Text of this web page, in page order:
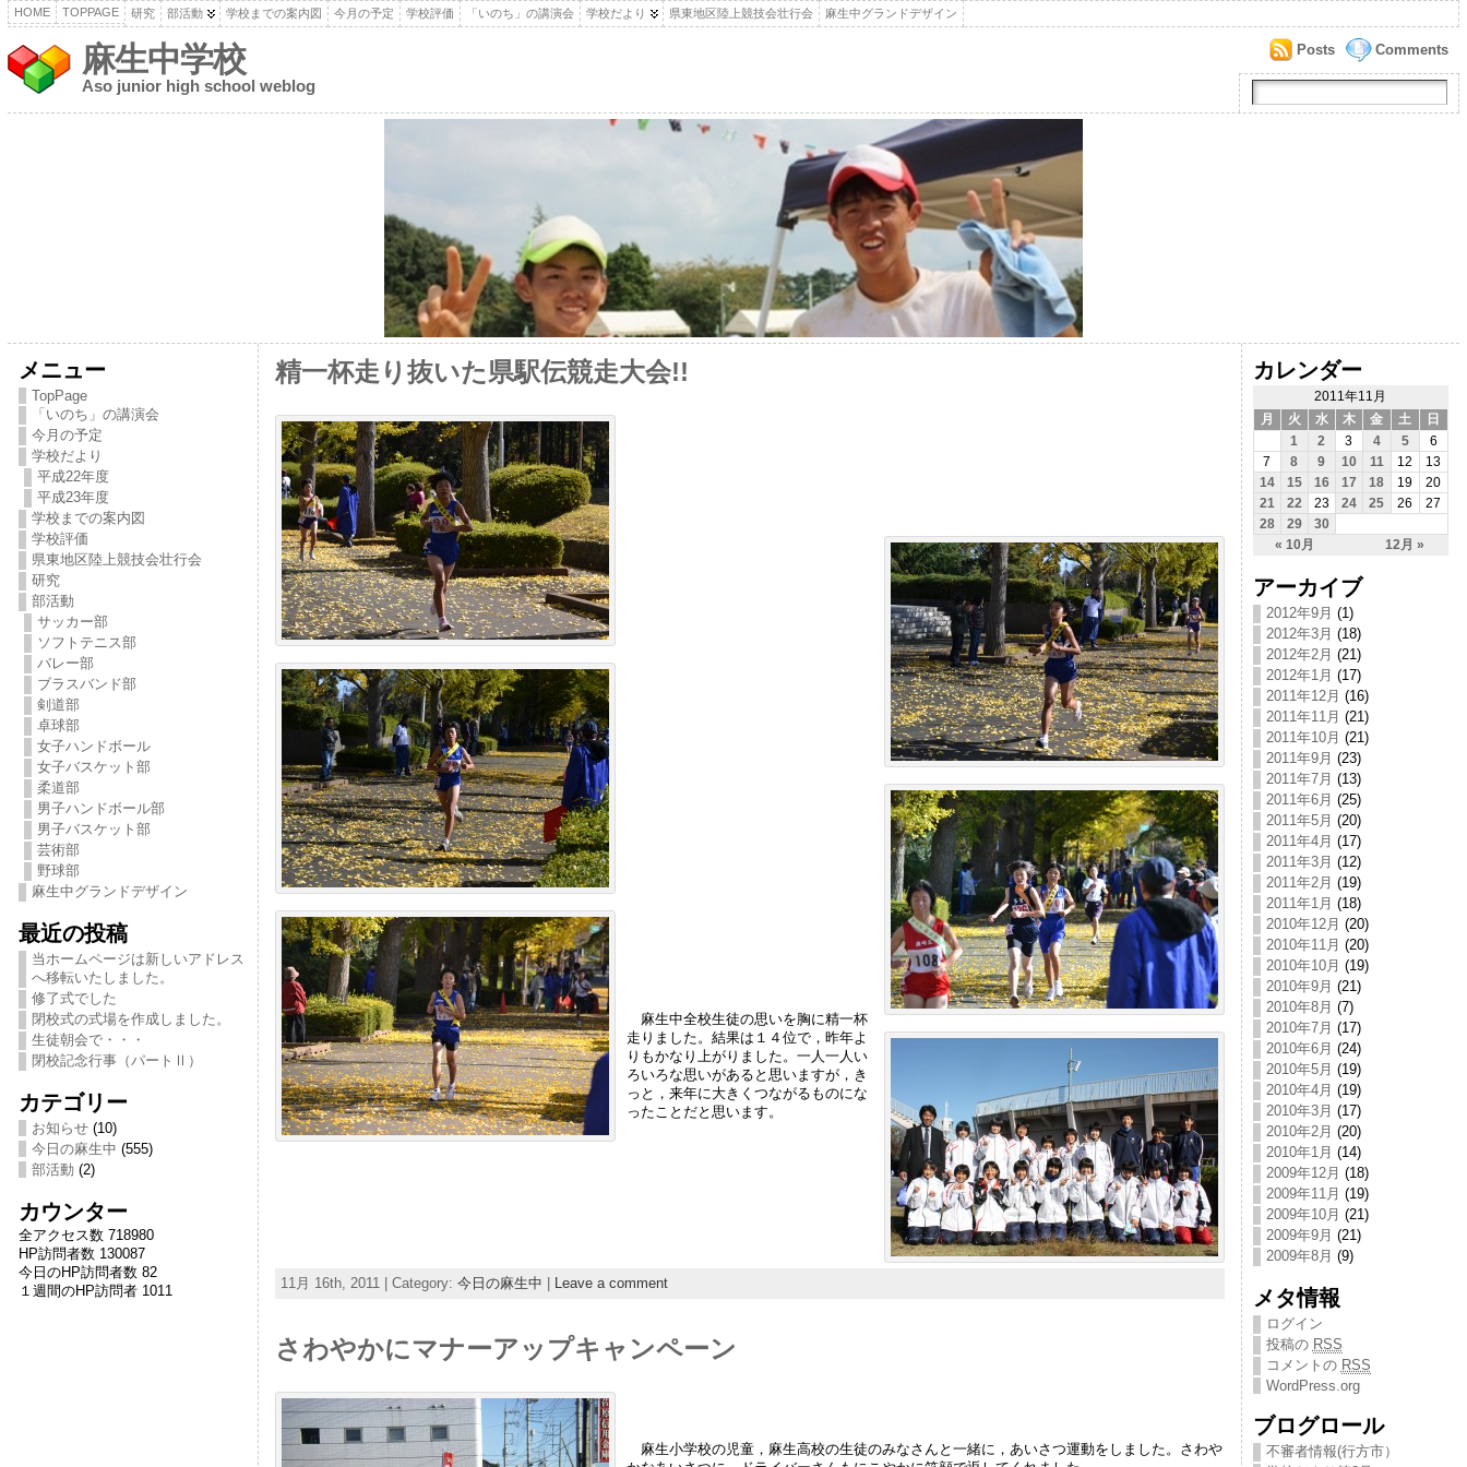
HOME TOPPAGE 研究 部活動 学校までの案内図 今月の予定 学校評価 「いのち」の講演会 学校だより 県東地区陸上競技会壮行会 麻生中グランドデザイン
麻生中学校
Aso junior high school weblog
Comments
Posts
メニュー
TopPage
「いのち」の講演会
今月の予定
学校だより
平成22年度
平成23年度
学校までの案内図
学校評価
県東地区陸上競技会壮行会
研究
部活動
サッカー部
ソフトテニス部
バレー部
ブラスバンド部
剣道部
卓球部
女子ハンドボール
女子バスケット部
柔道部
男子ハンドボール部
男子バスケット部
芸術部
野球部
麻生中グランドデザイン
最近の投稿
当ホームページは新しいアドレス
へ移転いたしました。
修了式でした
閉校式の式場を作成しました。
生徒朝会で・・・
閉校記念行事（パートⅡ）
カテゴリー
お知らせ(10)
今日の麻生中 (555)
部活動 (2)
カウンター
全アクセス数 718980
HP訪問者数 130087
今日のHP訪問者数 82
１週間のHP訪問者 1011
精一杯走り抜いた県駅伝競走大会!!
麻生中全校生徒の思いを胸に精一杯
走りました。結果は１４位で，昨年よ
りもかなり上がりました。一人一人い
ろいろな思いがあると思いますが，き
っと，来年に大きくつながるものにな
ったことだと思います。
11月 16th, 2011 | Category: 今日の麻生中 Leave a comment
さわやかにマナーアップキャンペーン
麻生小学校の児童，麻生高校の生徒のみなさんと一緒に，あいさつ運動をしました。さわや
カレンダー
2011年11月
月
火 水 木 金 土 日
« 10月 12月 »
1 2 3 4 5
6
7
8 9 10 11 12
13
14
15 16 17 18 19
20
21
22 23 24 25 26
27
28
29 30
アーカイブ
2012年9月 (1)
2012年3月 (18)
2012年2月 (21)
2012年1月 (17)
2011年12月 (16)
2011年11月 (21)
2011年10月 (21)
2011年9月 (23)
2011年7月 (13)
2011年6月 (25)
2011年5月 (20)
2011年4月 (17)
2011年3月 (12)
2011年2月 (19)
2011年1月 (18)
2010年12月 (20)
2010年11月 (20)
2010年10月 (19)
2010年9月 (21)
2010年8月 (7)
2010年7月 (17)
2010年6月 (24)
2010年5月 (19)
2010年4月 (19)
2010年3月 (17)
2010年2月 (20)
2010年1月 (14)
2009年12月 (18)
2009年11月 (19)
2009年10月 (21)
2009年9月 (21)
2009年8月 (9)
メタ情報
ログイン
投稿の RSS
コメントの RSS
WordPress.org
ブログロール
不審者情報(行方市）